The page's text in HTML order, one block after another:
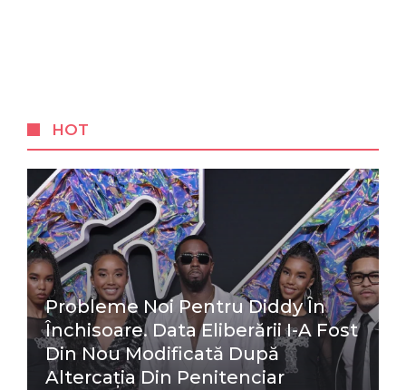
HOT
Probleme Noi Pentru Diddy În
Închisoare. Data Eliberării I-A Fost
Din Nou Modificată După
Altercația Din Penitenciar